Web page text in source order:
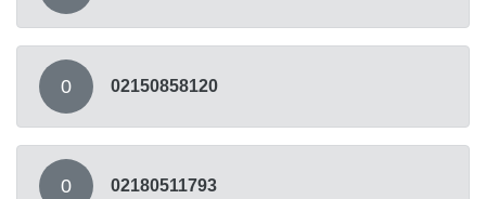
0 02150858120
0 02180511793